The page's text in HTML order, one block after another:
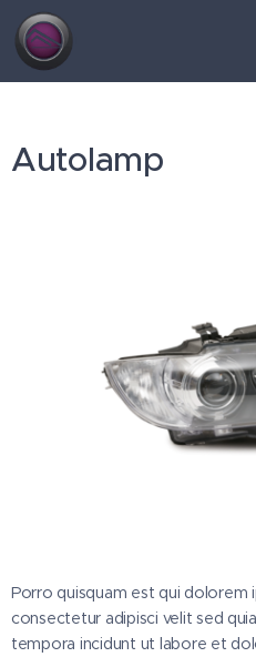
Autolamp
Porro quisquam est qui dolorem
consectetur adipisci velit sed
tempora incidunt ut labore et